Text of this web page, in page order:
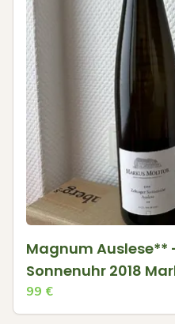
Magnum Auslese**
Sonnenuhr 2018
99 €